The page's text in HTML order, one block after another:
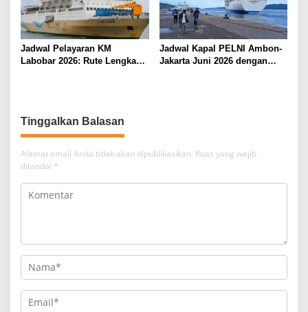
Jadwal Pelayaran KM
Labobar 2026: Rute Lengkap
Jadwal Kapal PELNI Ambon-
Jakarta Juni 2026 dengan
Tinggalkan Balasan
Alamat email Anda tidak akan dipublikasikan. Ruas yang wajib
ditandai *